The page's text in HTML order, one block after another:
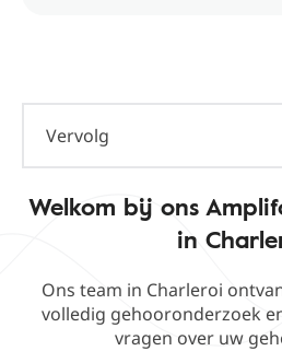
Vervolg
Welkom bij ons
in
Ons team in Charleroi
volledig gehooronderzoek
vragen over uw